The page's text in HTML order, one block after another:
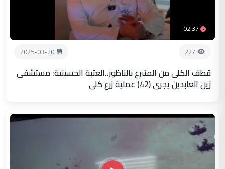
02:37
227
2025-03-20
قطف الكلى من المتبرع بالناظور..العتبة الحسينية: مستشفى
زين العابدين يجري (42) عملية زرع كلى